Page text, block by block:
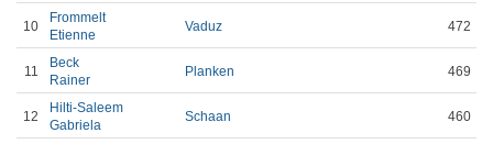
10
Frommelt
Etienne
Vaduz 472
11
Beck
Rainer
Planken 469
12
Hilti-Saleem
Gabriela
Schaan 460